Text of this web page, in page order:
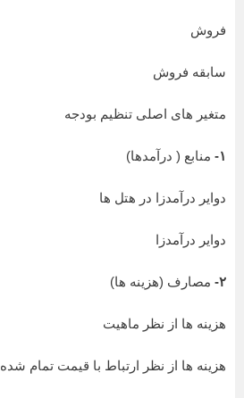
فروش
سابقه فروش
متغیر های اصلی تنظیم بودجه
۱- منابع ( درآمدها)
دوایر درآمدزا در هتل ها
دوایر درآمدزا
۲- مصارف (هزینه ها)
هزینه ها از نظر ماهیت
هزینه ها از نظر ارتباط با قیمت تمام شده